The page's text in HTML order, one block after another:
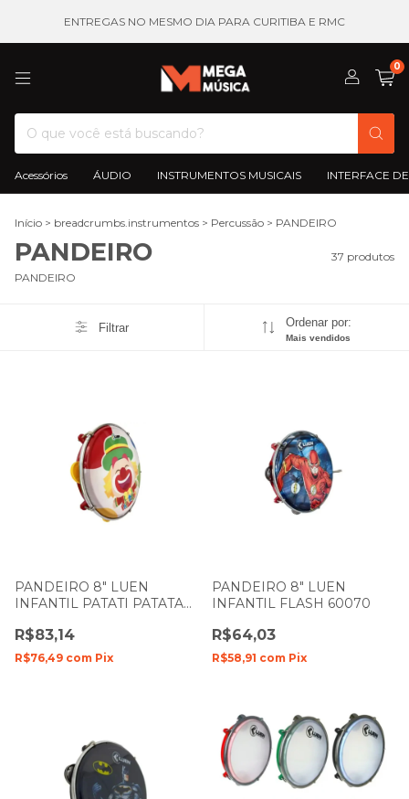
ENTREGAS NO MESMO DIA PARA CURITIBA E RMC
0
Acessórios ÁUDIO INSTRUMENTOS MUSICAIS INTERFACE
Início > breadcrumbs.instrumentos > Percussão > PANDEIRO
PANDEIRO
37 produtos
PANDEIRO
Filtrar Ordenar por:
Mais vendidos
PANDEIRO 8" LUEN
INFANTIL PATATI PATATA
R$83,14
R$76,49 com Pix
PANDEIRO 8" LUEN
INFANTIL FLASH 60070
R$64,03
R$58,91 com Pix